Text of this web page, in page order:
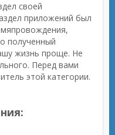
своей
приложений был
полученный
жизнь проще. Не
Перед вами
этой категории.